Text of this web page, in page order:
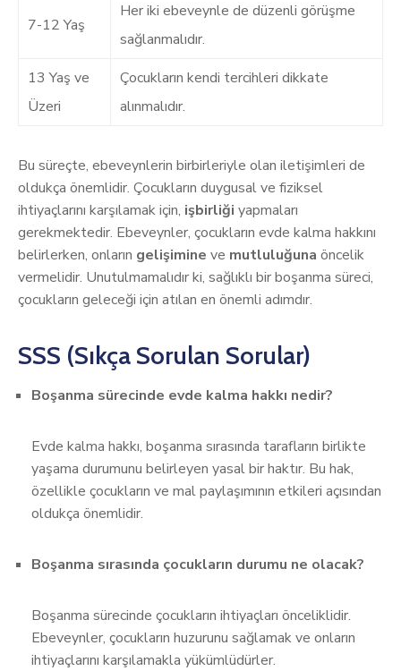
7-12 Yaş
Her iki ebeveynle de düzenli görüşme
sağlanmalıdır.
13 Yaş ve
Üzeri
Çocukların kendi tercihleri dikkate
alınmalıdır.
Bu süreçte, ebeveynlerin birbirleriyle olan iletişimleri de
oldukça önemlidir. Çocukların duygusal ve fiziksel
ihtiyaçlarını karşılamak için, işbirliği yapmaları
gerekmektedir. Ebeveynler, çocukların evde kalma hakkını
belirlerken, onların gelişimine ve mutluluğuna öncelik
vermelidir. Unutulmamalıdır ki, sağlıklı bir boşanma süreci,
çocukların geleceği için atılan en önemli adımdır.
SSS (Sıkça Sorulan Sorular)
Boşanma sürecinde evde kalma hakkı nedir?
Evde kalma hakkı, boşanma sırasında tarafların birlikte
yaşama durumunu belirleyen yasal bir haktır. Bu hak,
özellikle çocukların ve mal paylaşımının etkileri açısından
oldukça önemlidir.
Boşanma sırasında çocukların durumu ne olacak?
Boşanma sürecinde çocukların ihtiyaçları önceliklidir.
Ebeveynler, çocukların huzurunu sağlamak ve onların
ihtiyaçlarını karşılamakla yükümlüdürler.